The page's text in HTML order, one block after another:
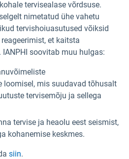
tervisealase võrdsuse.
nimetatud ühe vahetu
tervishoiuasutused võiksid
et kaitsta
soovitab muu hulgas:
loomisel, mis suudavad tõhusalt
tervisemõju ja sellega
tervise ja heaolu eest seismist,
kohanemise keskmes.
siin.